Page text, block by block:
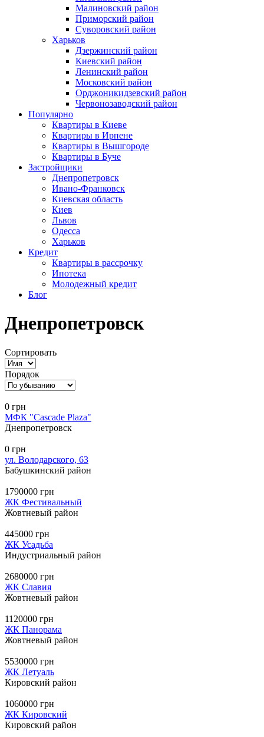
Малиновский район
Приморский район
Суворовский район
Харьков
Дзержинский район
Киевский район
Ленинский район
Московский район
Орджоникидзевский район
Червонозаводский район
Популярно
Квартиры в Киеве
Квартиры в Ирпене
Квартиры в Вышгороде
Квартиры в Буче
Застройщики
Днепропетровск
Ивано-Франковск
Киевская область
Киев
Львов
Одесса
Харьков
Кредит
Квартиры в рассрочку
Ипотека
Молодежный кредит
Блог
Днепропетровск
Сортировать
Порядок
0 грн
МФК "Cascade Plaza"
Днепропетровск
0 грн
ул. Володарского, 63
Бабушкинский район
1790000 грн
ЖК Фестивальный
Жовтневый район
445000 грн
ЖК Усадьба
Индустриальный район
2680000 грн
ЖК Славия
Жовтневый район
1120000 грн
ЖК Панорама
Жовтневый район
5530000 грн
ЖК Летуаль
Кировский район
1060000 грн
ЖК Кировский
Кировский район